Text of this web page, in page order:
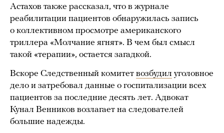
Астахов также рассказал, что в журнале
реабилитации пациентов обнаружилась запись
о коллективном просмотре американского
триллера «Молчание ягнят». В чем был смысл
такой «терапии», остается загадкой.
Вскоре Следственный комитет возбудил уголовное
дело и затребовал данные о госпитализации всех
пациентов за последние десять лет. Адвокат
Кунал Венников возлагает на следователей
большие надежды.